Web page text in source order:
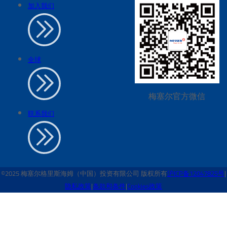
加入我们
全球
联系我们
梅塞尔官方微信
©2025 梅塞尔格里斯海姆（中国）投资有限公司 版权所有沪ICP备12047825号|
隐私政策|条款和条件|Cookies政策